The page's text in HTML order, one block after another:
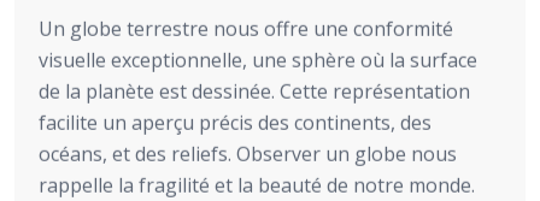
Un globe terrestre nous offre une conformité
visuelle exceptionnelle, une sphère où la surface
de la planète est dessinée. Cette représentation
facilite un aperçu précis des continents, des
océans, et des reliefs. Observer un globe nous
rappelle la fragilité et la beauté de notre monde.